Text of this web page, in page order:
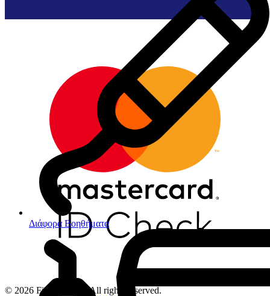
Διάφορα Βοηθήματα
© 2026 Filios Dental. All rights reserved.